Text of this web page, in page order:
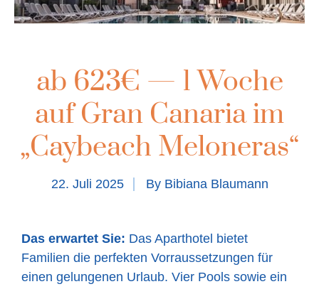
ab 623€ — 1 Woche
auf Gran Canaria im
„Caybeach Meloneras“
22. Juli 2025 By Bibiana Blaumann
Das erwartet Sie: Das Aparthotel bietet
Familien die perfekten Vorraussetzungen für
einen gelungenen Urlaub. Vier Pools sowie ein